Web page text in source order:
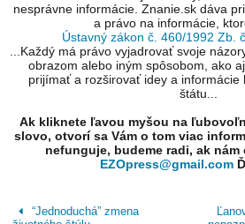
nesprávne informácie. Znanie.sk dáva
a právo na informácie,
Ústavný zákon č. 460/1992 Zb.
...Každý má právo vyjadrovať svoje
obrazom alebo iným spôsobom, ako
prijímať a rozširovať idey a informácie
štátu...
Ak kliknete ľavou myšou na
slovo, otvorí sa Vám o tom viac
nefunguje, budeme radi, ak nám
EZOpress@gmail.com
“Jednoduchá” zmena